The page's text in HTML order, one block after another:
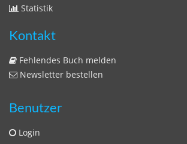
Statistik
Kontakt
Fehlendes Buch melden
Newsletter bestellen
Benutzer
Login